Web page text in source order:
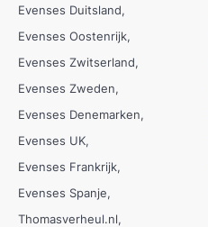
Evenses Duitsland
Evenses Oostenrijk
Evenses Zwitserland
Evenses Zweden
Evenses Denemarken
Evenses UK
Evenses Frankrijk
Evenses Spanje
Thomasverheul.nl